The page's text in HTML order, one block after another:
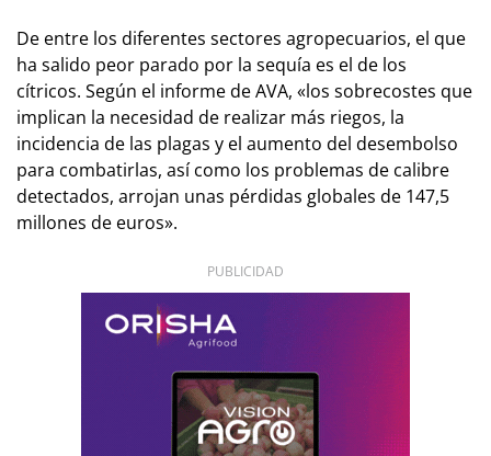
De entre los diferentes sectores agropecuarios, el que
ha salido peor parado por la sequía es el de los
cítricos. Según el informe de AVA, «los sobrecostes que
implican la necesidad de realizar más riegos, la
incidencia de las plagas y el aumento del desembolso
para combatirlas, así como los problemas de calibre
detectados, arrojan unas pérdidas globales de 147,5
millones de euros».
PUBLICIDAD